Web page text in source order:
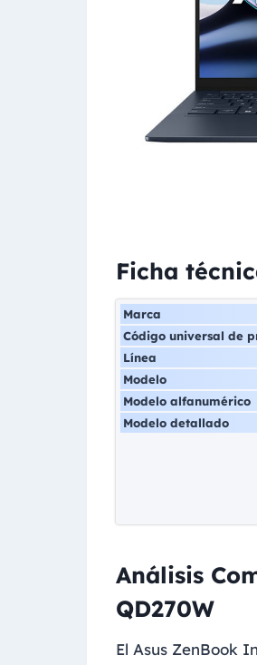
Ficha
Marca
Código universal de
Línea
Modelo
Modelo alfanumérico
Modelo detallado
Análisis
QD270W
El Asus ZenBook